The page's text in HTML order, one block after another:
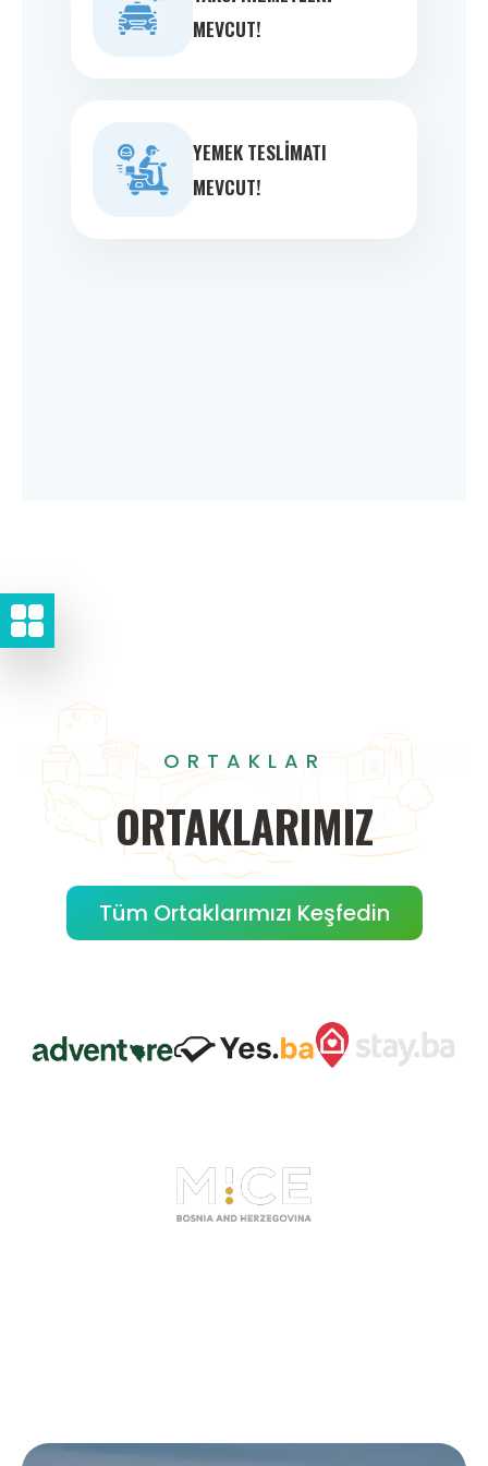
MEVCUT!
YEMEK TESLIMATI
MEVCUT!
ORTAKLAR
ORTAKLARIMIZ
Tüm Ortaklarımızı Keşfedin